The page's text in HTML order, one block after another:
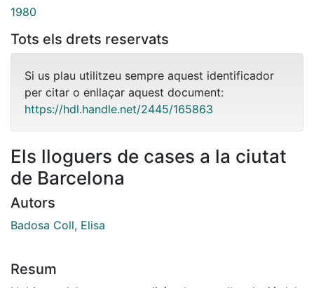
1980
Tots els drets reservats
Si us plau utilitzeu sempre aquest identificador
per citar o enllaçar aquest document:
https://hdl.handle.net/2445/165863
Els lloguers de cases a la ciutat
de Barcelona
Autors
Badosa Coll, Elisa
Resum